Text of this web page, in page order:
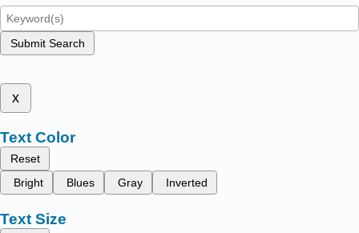
Submit Search
x
Text Color
Reset
Bright
Blues Gray Inverted
Text Size